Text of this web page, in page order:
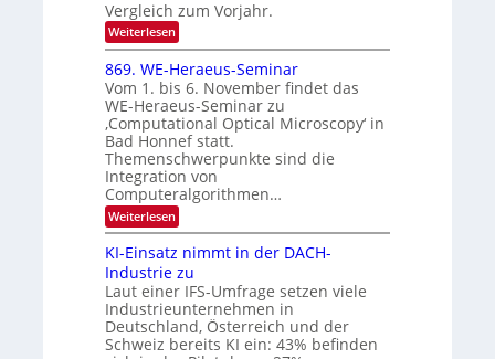
0
2
6
i
k
-
u
n
d
B
i
l
d
v
e
r
a
r
b
e
K
I
m
i
t
e
n
k
t
Vergleich zum Vorjahr.
Weiterlesen:
E
x
o
s
e
n
s
m
e
l
d
e
t
s
t
a
r
k
e
s
W
869. WE-Heraeus-Seminar
Vom 1. bis 6. November findet das
WE-Heraeus-Seminar zu
‚Computational Optical Microscopy‘ in
Bad Honnef statt.
Themenschwerpunkte sind die
Integration von
Computeralgorithmen…
Weiterlesen:
8
9
.
W
E
-
H
e
KI-Einsatz nimmt in der DACH-
Industrie zu
Laut einer IFS-Umfrage setzen viele
Industrieunternehmen in
Deutschland, Österreich und der
Schweiz bereits KI ein: 43% befinden